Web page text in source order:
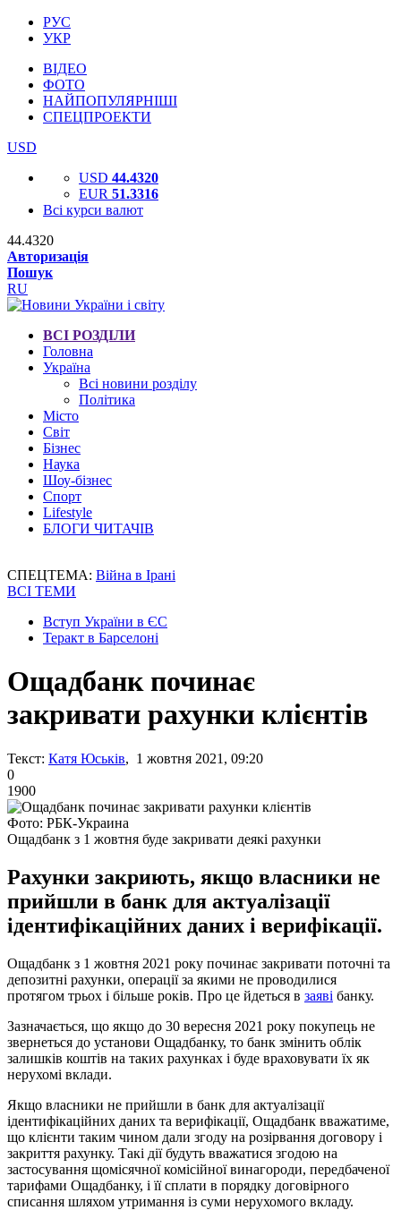
РУС
УКР
ВІДЕО
ФОТО
НАЙПОПУЛЯРНІШІ
СПЕЦПРОЕКТИ
USD
USD 44.4320
EUR 51.3316
Всі курси валют
44.4320
Авторизація
Пошук
RU
ВСІ РОЗДІЛИ
Головна
Україна
Всі новини розділу
Політика
Місто
Світ
Бізнес
Наука
Шоу-бізнес
Спорт
Lifestyle
БЛОГИ ЧИТАЧІВ
СПЕЦТЕМА: Війна в Ірані
ВСІ ТЕМИ
Вступ України в ЄС
Теракт в Барселоні
Ощадбанк починає
закривати рахунки клієнтів
Текст: Катя Юськів, 1 жовтня 2021, 09:20
0
1900
Фото: РБК-Украина
Ощадбанк з 1 жовтня буде закривати деякі рахунки
Рахунки закриють, якщо власники не
прийшли в банк для актуалізації
ідентифікаційних даних і верифікації.
Ощадбанк з 1 жовтня 2021 року починає закривати поточні та
депозитні рахунки, операції за якими не проводилися
протягом трьох і більше років. Про це йдеться в заяві банку.
Зазначається, що якщо до 30 вересня 2021 року покупець не
звернеться до установи Ощадбанку, то банк змінить облік
залишків коштів на таких рахунках і буде враховувати їх як
нерухомі вклади.
Якщо власники не прийшли в банк для актуалізації
ідентифікаційних даних та верифікації, Ощадбанк вважатиме,
що клієнти таким чином дали згоду на розірвання договору і
закриття рахунку. Такі дії будуть вважатися згодою на
застосування щомісячної комісійної винагороди, передбаченої
тарифами Ощадбанку, і її сплати в порядку договірного
списання шляхом утримання із суми нерухомого вкладу.